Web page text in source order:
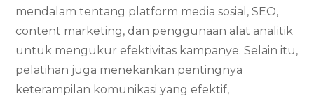
mendalam tentang platform media sosial, SEO,
content marketing, dan penggunaan alat analitik
untuk mengukur efektivitas kampanye. Selain itu,
pelatihan juga menekankan pentingnya
keterampilan komunikasi yang efektif,